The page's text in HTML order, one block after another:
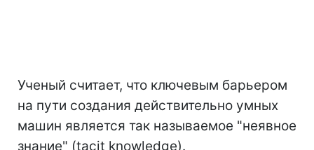
Ученый считает, что ключевым барьером
на пути создания действительно умных
машин является так называемое "неявное
знание" (tacit knowledge).